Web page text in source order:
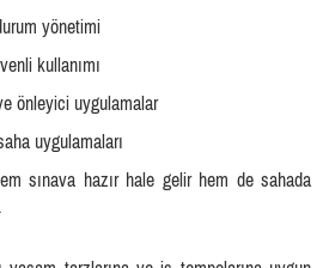
yönetimi
kullanımı
önleyici uygulamalar
uygulamaları
sınava hazır hale gelir hem de sahada